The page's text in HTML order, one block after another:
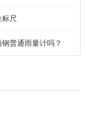
尺
普通雨量计吗？